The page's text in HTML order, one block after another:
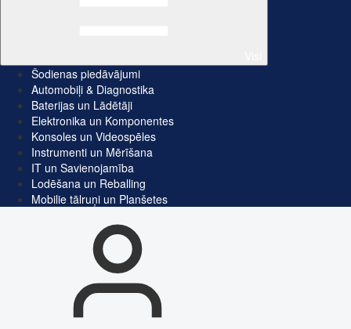
Šodienas piedāvājumi
Automobiļi & Diagnostika
Baterijas un Lādētāji
Elektronika un Komponentes
Konsoles un Videospēles
Instrumenti un Mērīšana
IT un Savienojamība
Lodēšana un Reballing
Mobilie tālruņi un Planšetes